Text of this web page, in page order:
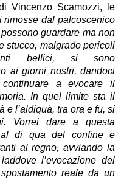
Vincenzo Scamozzi, le
rimosse dal palcoscenico
guardare ma non
stucco, malgrado pericoli
bellici, si sono
ai giorni nostri, dandoci
a evocare il
In quel limite sta il
e l’aldiquà, tra ora e fu, si
Vorrei dare a questa
di qua del confine e
al regno, avviando la
l’evocazione del
reale da un